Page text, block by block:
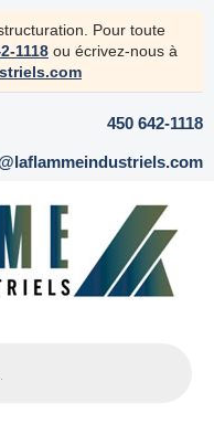
Pour toute
1118 ou écrivez-nous à
450 642-1118